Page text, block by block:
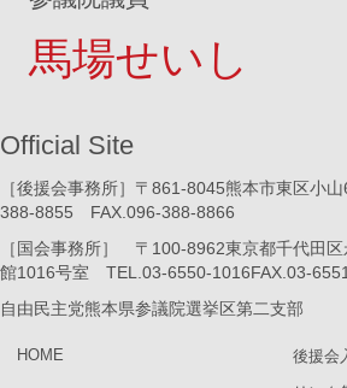
馬場せいし
Official Site
［後援会事務所］〒861-8045熊本市東区小
388-8855 FAX.096-388-8866
［国会事務所］ 〒100-8962東京都千代田
館1016号室 TEL.03-6550-1016FAX.03-
自由民主党熊本県参議院選挙区第二支部
HOME
後援会